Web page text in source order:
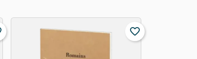
favorite_border